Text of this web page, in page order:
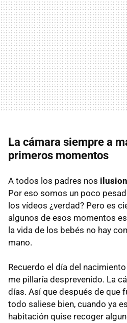
La cámara siempre a
primeros momentos
A todos los padres nos
Por eso somos un poco
los vídeos ¿verdad? Pero es
algunos de esos momentos
la vida de los bebés no hay
mano.
Recuerdo el día del
me pillaría desprevenido. La
días. Así que después de que
todo saliese bien, cuando ya
habitación quise recoger